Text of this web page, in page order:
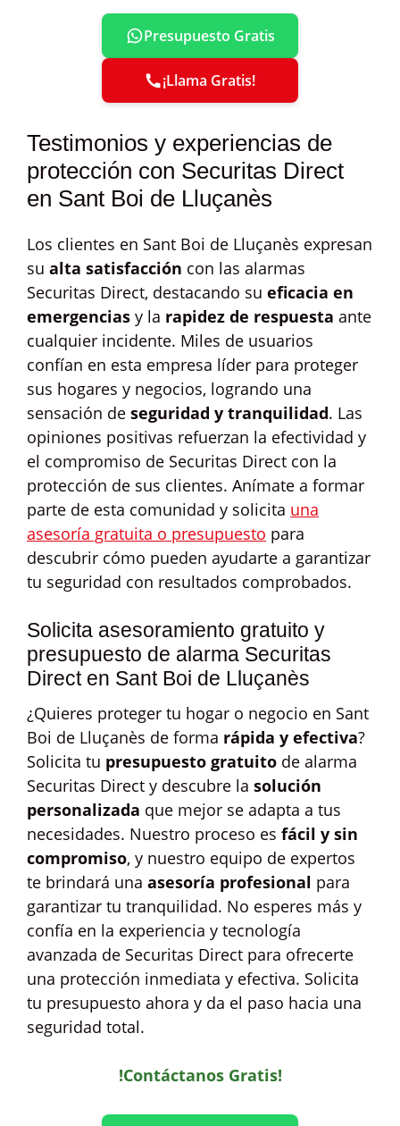
Presupuesto Gratis
¡Llama Gratis!
Testimonios y experiencias de
protección con Securitas Direct
en Sant Boi de Lluçanès
Los clientes en Sant Boi de Lluçanès expresan
su alta satisfacción con las alarmas
Securitas Direct, destacando su eficacia en
emergencias y la rapidez de respuesta ante
cualquier incidente. Miles de usuarios
confían en esta empresa líder para proteger
sus hogares y negocios, logrando una
sensación de seguridad y tranquilidad. Las
opiniones positivas refuerzan la efectividad y
el compromiso de Securitas Direct con la
protección de sus clientes. Anímate a formar
parte de esta comunidad y solicita una
asesoría gratuita o presupuesto para
descubrir cómo pueden ayudarte a garantizar
tu seguridad con resultados comprobados.
Solicita asesoramiento gratuito y
presupuesto de alarma Securitas
Direct en Sant Boi de Lluçanès
¿Quieres proteger tu hogar o negocio en Sant
Boi de Lluçanès de forma rápida y efectiva?
Solicita tu presupuesto gratuito de alarma
Securitas Direct y descubre la solución
personalizada que mejor se adapta a tus
necesidades. Nuestro proceso es fácil y sin
compromiso, y nuestro equipo de expertos
te brindará una asesoría profesional para
garantizar tu tranquilidad. No esperes más y
confía en la experiencia y tecnología
avanzada de Securitas Direct para ofrecerte
una protección inmediata y efectiva. Solicita
tu presupuesto ahora y da el paso hacia una
seguridad total.
!Contáctanos Gratis!